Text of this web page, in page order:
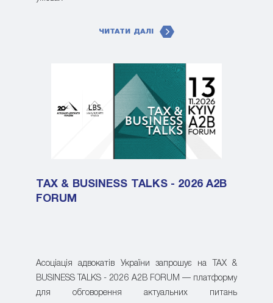
ЧИТАТИ ДАЛІ
TAX & BUSINESS TALKS - 2026 A2B
FORUM
Асоціація адвокатів України запрошує на TAX &
BUSINESS TALKS - 2026 A2B FORUM — платформу
для обговорення актуальних питань